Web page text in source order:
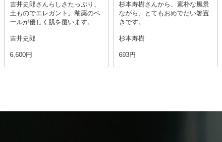
吉井史郎さんらしさたっぷり、
土ものでエレガント。釉薬のベ
ールが優しく肌を覆います。
吉井史郎
6,600円
杉本寿樹さんから、素朴な風景
ながら、とてもおめでたい箸置
きです。
杉本寿樹
693円